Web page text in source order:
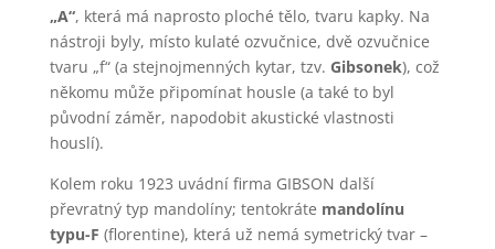
„A“, která má naprosto ploché tělo, tvaru kapky. Na
nástroji byly, místo kulaté ozvučnice, dvě ozvučnice
tvaru „f“ (a stejnojmenných kytar, tzv. Gibsonek), což
někomu může připomínat housle (a také to byl
původní záměr, napodobit akustické vlastnosti
houslí).
Kolem roku 1923 uvádní firma GIBSON další
převratný typ mandolíny; tentokráte mandolínu
typu-F (florentine), která už nemá symetrický tvar –